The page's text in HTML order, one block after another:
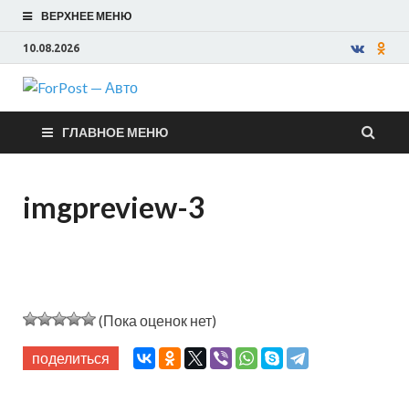
ВЕРХНЕЕ МЕНЮ
10.08.2026
ForPost —
Авто
ГЛАВНОЕ МЕНЮ
imgpreview-3
(Пока оценок нет)
поделиться